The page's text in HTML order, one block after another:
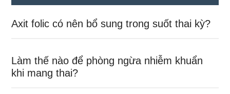
Axit folic có nên bổ sung trong suốt thai kỳ?
Làm thế nào để phòng ngừa nhiễm khuẩn
khi mang thai?